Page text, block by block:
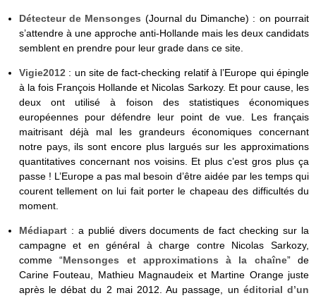
Détecteur de Mensonges (Journal du Dimanche) : on pourrait
s’attendre à une approche anti-Hollande mais les deux candidats
semblent en prendre pour leur grade dans ce site.
Vigie2012 : un site de fact-checking relatif à l’Europe qui épingle
à la fois François Hollande et Nicolas Sarkozy. Et pour cause, les
deux ont utilisé à foison des statistiques économiques
européennes pour défendre leur point de vue. Les français
maitrisant déjà mal les grandeurs économiques concernant
notre pays, ils sont encore plus largués sur les approximations
quantitatives concernant nos voisins. Et plus c’est gros plus ça
passe ! L’Europe a pas mal besoin d’être aidée par les temps qui
courent tellement on lui fait porter le chapeau des difficultés du
moment.
Médiapart: a publié divers documents de fact checking sur la
campagne et en général à charge contre Nicolas Sarkozy,
comme “Mensonges et approximations à la chaîne” de
Carine Fouteau, Mathieu Magnaudeix et Martine Orange juste
après le débat du 2 mai 2012. Au passage, un éditorial d’un